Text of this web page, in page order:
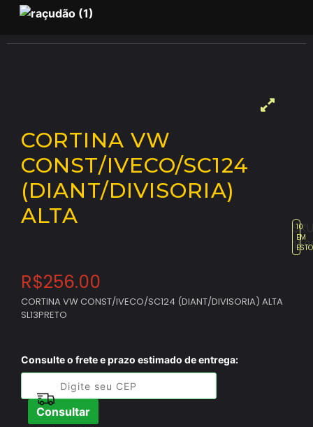
CORTINA VW
CONST/IVECO/SC124
(DIANT/DIVISORIA)
ALTA
10
EM
R$256.00
CORTINA VW CONST/IVECO/SC124 (DIANT/DIVISORIA) ALTA
SL13PRETO
Consulte o frete e prazo estimado de entrega:
Consultar